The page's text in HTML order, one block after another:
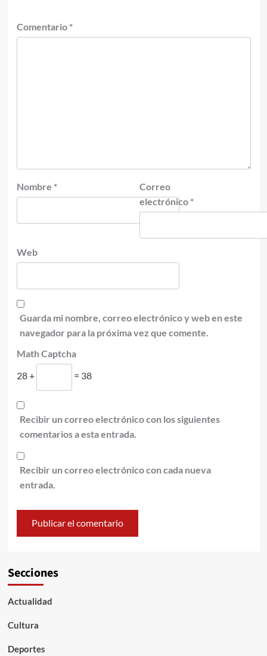
Comentario *
Nombre *
Correo
electrónico *
Web
Guarda mi nombre, correo electrónico y web en este
navegador para la próxima vez que comente.
Math Captcha
28 +
= 38
Recibir un correo electrónico con los siguientes
comentarios a esta entrada.
Recibir un correo electrónico con cada nueva
entrada.
Secciones
Actualidad
Cultura
Deportes